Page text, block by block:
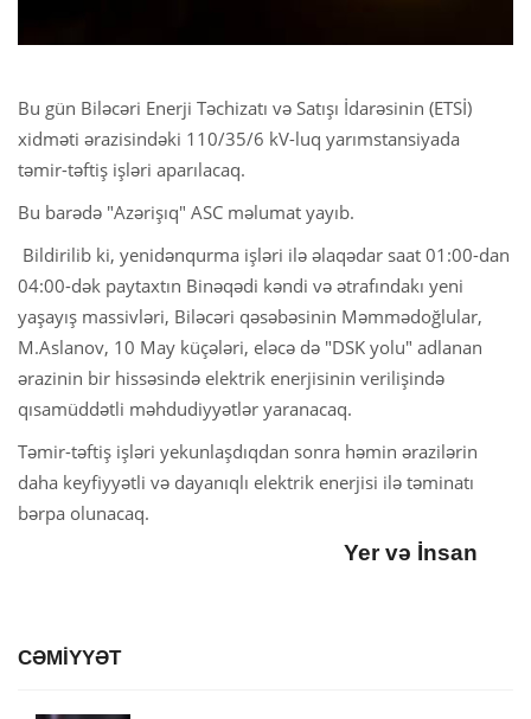
Bu gün Biləcəri Enerji Təchizatı və Satışı İdarəsinin (ETSİ)
xidməti ərazisindəki 110/35/6 kV-luq yarımstansiyada
təmir-təftiş işləri aparılacaq.
Bu barədə "Azərişıq" ASC məlumat yayıb.
Bildirilib ki, yenidənqurma işləri ilə əlaqədar saat 01:00-dan
04:00-dək paytaxtın Binəqədi kəndi və ətrafındakı yeni
yaşayış massivləri, Biləcəri qəsəbəsinin Məmmədoğlular,
M.Aslanov, 10 May küçələri, eləcə də "DSK yolu" adlanan
ərazinin bir hissəsində elektrik enerjisinin verilişində
qısamüddətli məhdudiyyətlər yaranacaq.
Təmir-təftiş işləri yekunlaşdıqdan sonra həmin ərazilərin
daha keyfiyyətli və dayanıqlı elektrik enerjisi ilə təminatı
bərpa olunacaq.
Yer və İnsan
CƏMİYYƏT